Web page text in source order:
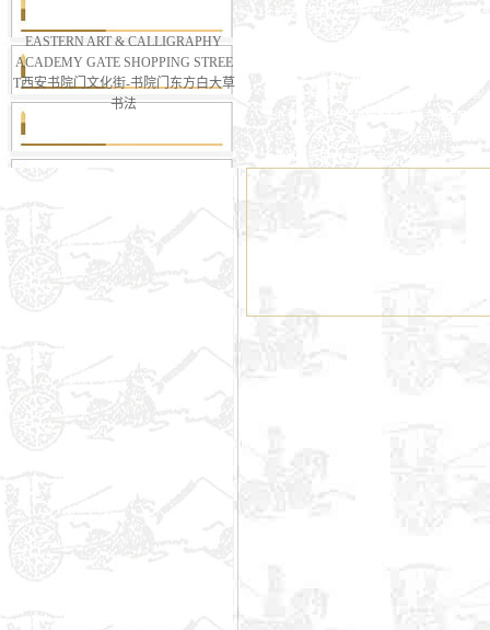
EASTERN ART & CALLIGRAPHY
ACADEMY GATE SHOPPING STREE
T西安书院门文化街-书院门东方白大草
书法
白隶书书法 东方白篆书书法 书法 东方白书法